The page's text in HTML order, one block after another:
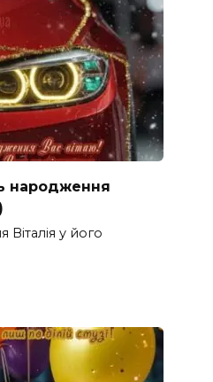
народження
Віталія у його